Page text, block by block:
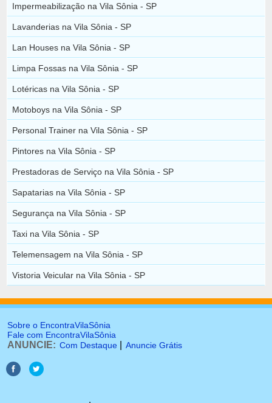
Impermeabilização na Vila Sônia - SP
Lavanderias na Vila Sônia - SP
Lan Houses na Vila Sônia - SP
Limpa Fossas na Vila Sônia - SP
Lotéricas na Vila Sônia - SP
Motoboys na Vila Sônia - SP
Personal Trainer na Vila Sônia - SP
Pintores na Vila Sônia - SP
Prestadoras de Serviço na Vila Sônia - SP
Sapatarias na Vila Sônia - SP
Segurança na Vila Sônia - SP
Taxi na Vila Sônia - SP
Telemensagem na Vila Sônia - SP
Vistoria Veicular na Vila Sônia - SP
Sobre o EncontraVilaSônia
Fale com EncontraVilaSônia
ANUNCIE: Com Destaque Anuncie Grátis